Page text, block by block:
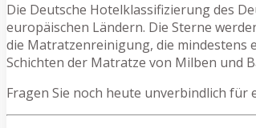
Die Deutsche Hotelklassifizierung des
europäischen Ländern. Die Sterne
die Matratzenreinigung, die mindestens
Schichten der Matratze von Milben und
Fragen Sie noch heute unverbindlich